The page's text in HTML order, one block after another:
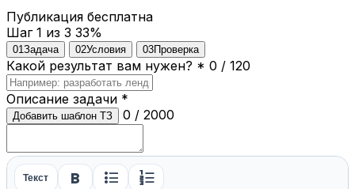
Публикация бесплатна
Шаг 1 из 3 33%
01 Задача 02Условия 03Проверка
Какой результат вам нужен? * 0 / 120
Описание задачи *
Добавить шаблон ТЗ 0 / 2000
Текст format_bold format_list_bulleted format_list_numbered